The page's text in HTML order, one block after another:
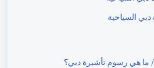
دبي السياحية
ما هي رسوم تأشيرة دبي؟